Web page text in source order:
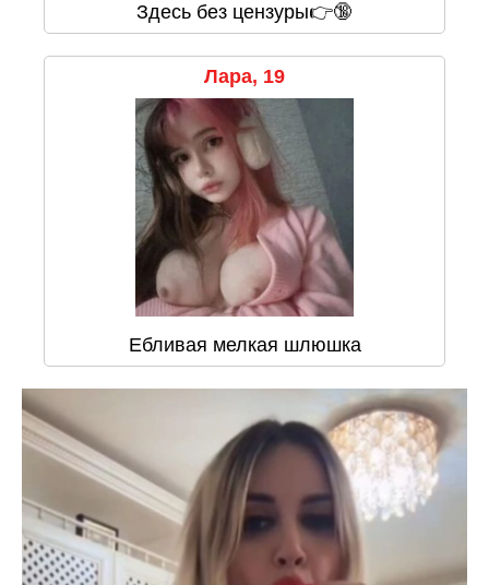
Здесь без цензуры👉🔞
Лара, 19
Ебливая мелкая шлюшка